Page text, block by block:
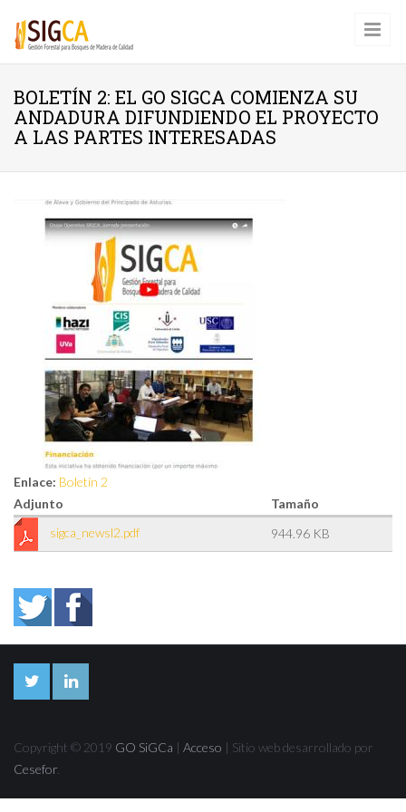
BOLETÍN 2: EL GO SIGCA COMIENZA SU
ANDADURA DIFUNDIENDO EL PROYECTO
A LAS PARTES INTERESADAS
Enlace: Boletín 2
Adjunto
Tamaño
sigca_newsl2.pdf
944.96 KB
Copyright © 2019 GO SiGCa | Acceso | Sitio web desarrollado por
Cesefor